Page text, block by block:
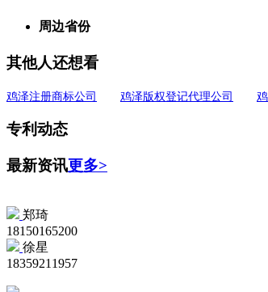
周边省份
其他人还想看
鸡泽注册商标公司 鸡泽版权登记代理公司
专利动态
最新资讯更多>
郑琦
18150165200
徐星
18359211957